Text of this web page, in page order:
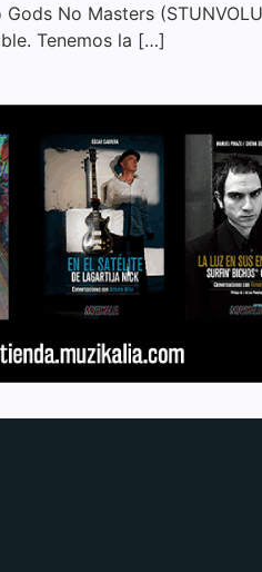
No Masters
Tenemos la […]